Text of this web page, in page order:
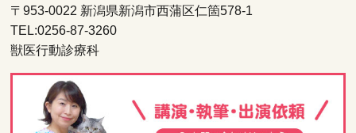
〒953-0022 新潟県新潟市西蒲区仁箇578-1
TEL:0256-87-3260
獣医行動診療科